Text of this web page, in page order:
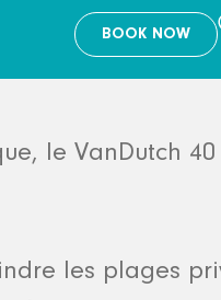
BOOK NOW
le VanDutch
les plages